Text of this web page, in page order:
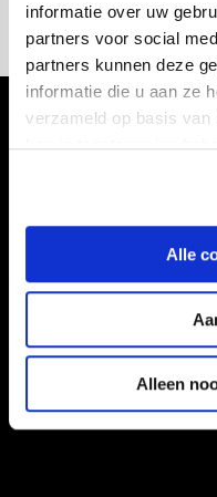
informatie over uw
partners voor social
partners kunnen deze
informatie die u aan ze
verzameld op basis
kan je toestemming
Alle
Alleen
Volg ons ook via
Navigeer
TEAMS
SUPPORTERS